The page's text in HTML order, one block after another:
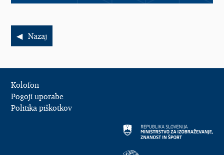
Nazaj
Kolofon
Pogoji uporabe
Politika piškotkov